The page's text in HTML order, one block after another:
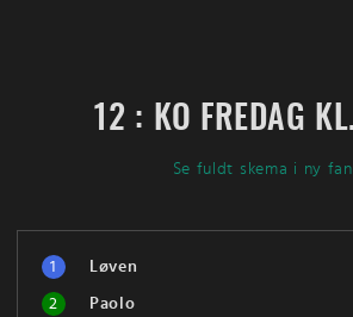
12 : KO FREDAG
Se fuldt skema i ny
1
Løven
2
Paolo